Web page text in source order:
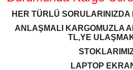
HER TÜRLÜ
ANLAŞMALI KARGOMUZLA
TL,YE
LAPTOP